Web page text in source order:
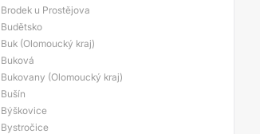
Brodek u Prostějova
Budětsko
Buk (Olomoucký kraj)
Buková
Bukovany (Olomoucký kraj)
Bušín
Býškovice
Bystročice